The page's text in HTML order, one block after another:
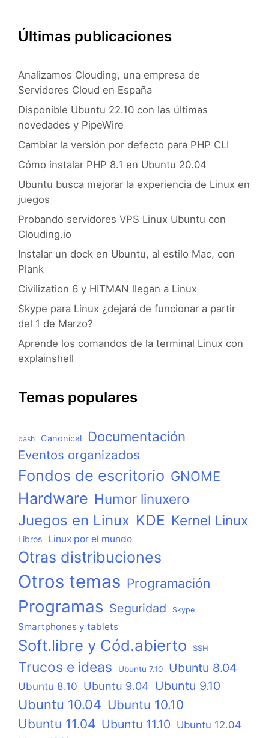
Últimas publicaciones
Analizamos Clouding, una empresa de
Servidores Cloud en España
Disponible Ubuntu 22.10 con las últimas
novedades y PipeWire
Cambiar la versión por defecto para PHP CLI
Cómo instalar PHP 8.1 en Ubuntu 20.04
Ubuntu busca mejorar la experiencia de Linux en
juegos
Probando servidores VPS Linux Ubuntu con
Clouding.io
Instalar un dock en Ubuntu, al estilo Mac, con
Plank
Civilization 6 y HITMAN llegan a Linux
Skype para Linux ¿dejará de funcionar a partir
del 1 de Marzo?
Aprende los comandos de la terminal Linux con
explainshell
Temas populares
bash Canonical Documentación
Eventos organizados
Fondos de escritorio GNOME
Hardware Humor linuxero
Juegos en Linux KDE Kernel Linux
Libros Linux por el mundo
Otras distribuciones
Otros temas Programación
Programas Seguridad Skype
Smartphones y tablets
Soft.libre y Cód.abierto SSH
Trucos e ideas Ubuntu 7.10 Ubuntu 8.04
Ubuntu 8.10 Ubuntu 9.04 Ubuntu 9.10
Ubuntu 10.04 Ubuntu 10.10
Ubuntu 11.04 Ubuntu 11.10 Ubuntu 12.04